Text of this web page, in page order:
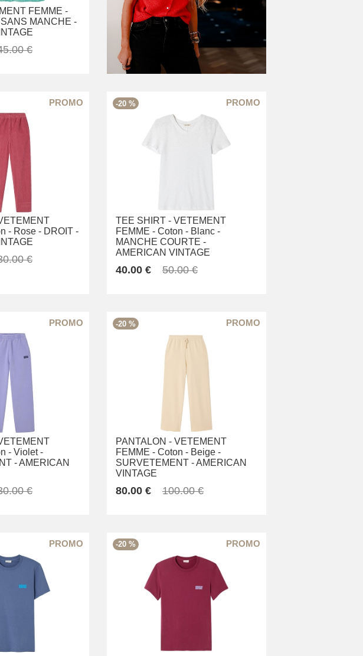
FEMME -
SANS MANCHE -
€
- Rose - DROIT -
€
-20 %
TEE SHIRT - VETEMENT
FEMME - Coton - Blanc -
MANCHE COURTE -
AMERICAN VINTAGE
40.00 € 50.00 €
- Violet -
-AMERICAN
€
-20 %
PANTALON - VETEMENT
FEMME - Coton - Beige -
SURVETEMENT -AMERICAN
VINTAGE
80.00 € 100.00 €
-20 %